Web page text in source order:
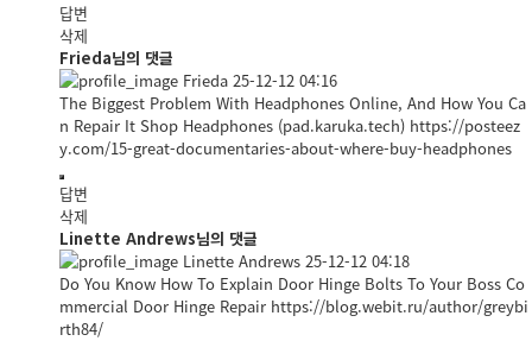
답변
삭제
Frieda님의 댓글
Frieda 25-12-12 04:16
The Biggest Problem With Headphones Online, And How You Ca
n Repair It Shop Headphones (pad.karuka.tech) https://posteez
y.com/15-great-documentaries-about-where-buy-headphones
답변
삭제
Linette Andrews님의 댓글
Linette Andrews 25-12-12 04:18
Do You Know How To Explain Door Hinge Bolts To Your Boss Co
mmercial Door Hinge Repair https://blog.webit.ru/author/greybi
rth84/